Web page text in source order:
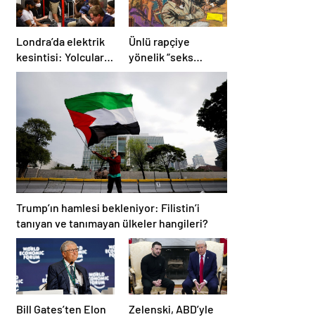
Londra’da elektrik
kesintisi: Yolcular
metroda mahsur
Ünlü rapçiye
yönelik “seks
ticareti” davası
başladı
Trump’ın hamlesi bekleniyor: Filistin’i
tanıyan ve tanımayan ülkeler hangileri?
Bill Gates’ten Elon
Zelenski, ABD’yle